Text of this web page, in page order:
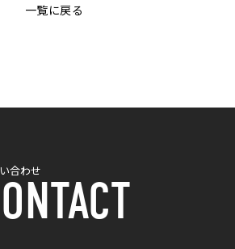
一覧に戻る
合わせ